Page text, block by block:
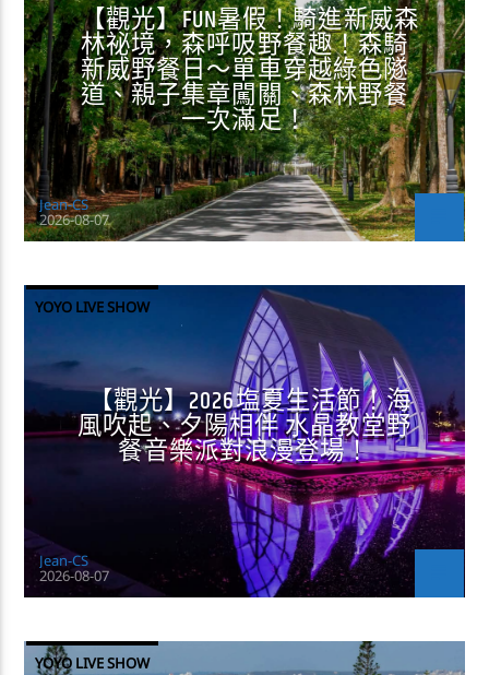
【觀光】FUN暑假！騎進新威森
林祕境，森呼吸野餐趣！森騎
新威野餐日～單車穿越綠色隧
道、親子集章闖關、森林野餐
一次滿足！
Jean-CS
2026-08-07
YOYO LIVE SHOW
【觀光】2026塩夏生活節！海
風吹起、夕陽相伴 水晶教堂野
餐音樂派對浪漫登場！
Jean-CS
2026-08-07
YOYO LIVE SHOW